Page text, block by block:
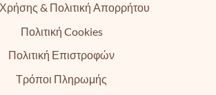
& Πολιτική Απορρήτου
Πολιτική Cookies
Πολιτική Επιστροφών
Τρόποι Πληρωμής